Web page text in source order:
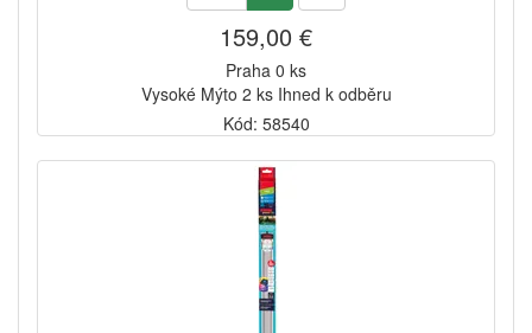
159,00 €
Praha 0 ks
Vysoké Mýto 2 ks Ihned k odběru
Kód: 58540